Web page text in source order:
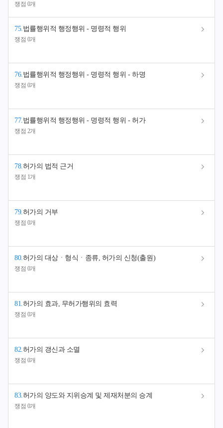
쟁점 0개
75.법률행위적 행정행위 - 명령적 행위
쟁점 0개
76.법률행위적 행정행위 - 명령적 행위 - 하명
쟁점 0개
77.법률행위적 행정행위 - 명령적 행위 - 허가
쟁점 2개
78.허가의 법적 근거
쟁점 1개
79.허가의 거부
쟁점 0개
80.허가의 대상ㆍ형식ㆍ종류, 허가의 신청(출원)
쟁점 0개
81.허가의 효과, 무허가행위의 효력
쟁점 0개
82.허가의 갱신과 소멸
쟁점 0개
83.허가의 양도와 지위승계 및 제재처분의 승계
쟁점 0개